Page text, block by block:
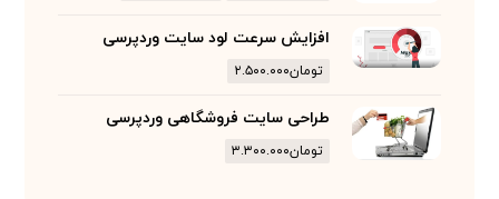
افزایش سرعت لود سایت وردپرسی
تومان۲.۵۰۰.۰۰۰
طراحی سایت فروشگاهی وردپرسی
تومان۳.۳۰۰.۰۰۰